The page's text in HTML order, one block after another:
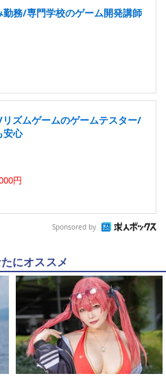
務/専門学校のゲーム開発講師
リズムゲームのゲームテスター/
安心
円
Sponsored by
にオススメ